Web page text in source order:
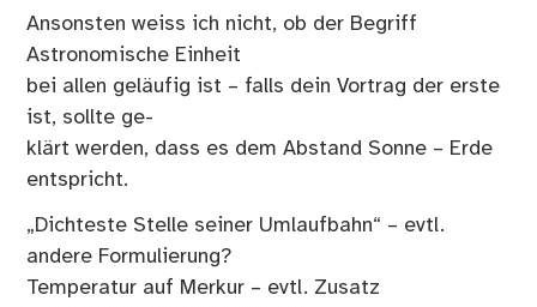
Ansonsten weiss ich nicht, ob der Begriff
Astronomische Einheit
bei allen geläufig ist – falls dein Vortrag der erste
ist, sollte ge-
klärt werden, dass es dem Abstand Sonne – Erde
entspricht.
„Dichteste Stelle seiner Umlaufbahn“ – evtl.
andere Formulierung?
Temperatur auf Merkur – evtl. Zusatz